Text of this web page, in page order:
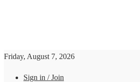
Friday, August 7, 2026
Sign in / Join